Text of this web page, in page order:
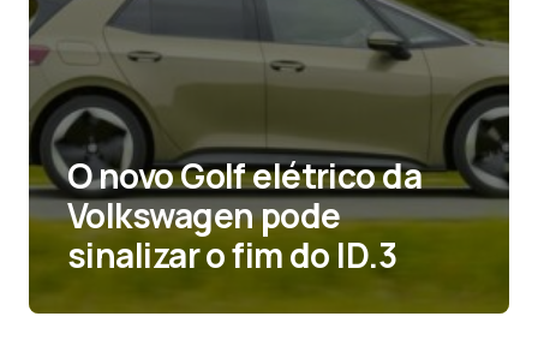
O novo Golf elétrico da
Volkswagen pode
sinalizar o fim do ID.3